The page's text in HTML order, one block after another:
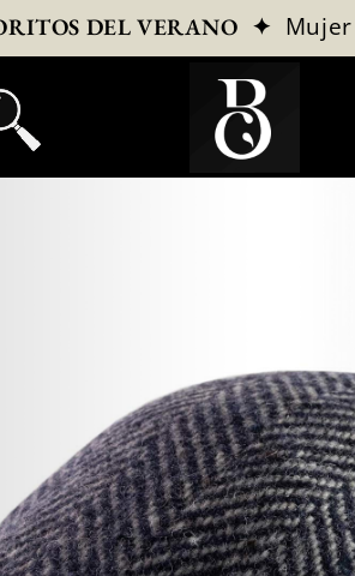
DEL VERANO ✦ Mujer